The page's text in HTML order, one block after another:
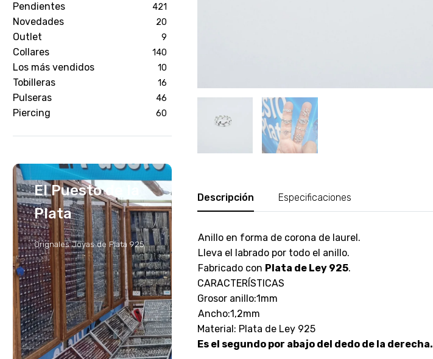
Pendientes 421
Novedades 20
Outlet 9
Collares 140
Los más vendidos 10
Tobilleras 16
Pulseras 46
Piercing 60
El Puesto de la
Plata
Orignales Joyas de Plata 925
Descripción Especificaciones
Anillo en forma de corona de laurel.
Lleva el labrado por todo el anillo.
Fabricado con Plata de Ley 925.
CARACTERÍSTICAS
Grosor anillo:1mm
Ancho:1,2mm
Material: Plata de Ley 925
Es el segundo por abajo del dedo de la derecha.